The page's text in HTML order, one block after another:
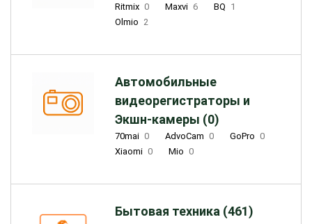
Ritmix 0 Maxvi 6 BQ 1
Olmio 2
Автомобильные
видеорегистраторы и
Экшн-камеры (0)
70mai 0 AdvoCam 0 GoPro 0
Xiaomi 0 Mio 0
Бытовая техника (461)